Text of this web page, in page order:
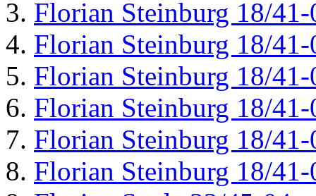
Florian Steinburg 18/41-
Florian Steinburg 18/41-
Florian Steinburg 18/41-
Florian Steinburg 18/41-
Florian Steinburg 18/41-
Florian Steinburg 18/41-